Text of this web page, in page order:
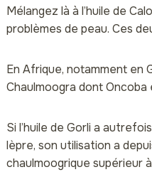
Mélangez là à l’huile de
problèmes de peau. Ces
En Afrique, notamment en
Chaulmoogra dont Oncoba
Si l’huile de Gorli a
lèpre, son utilisation a
chaulmoogrique supérieur